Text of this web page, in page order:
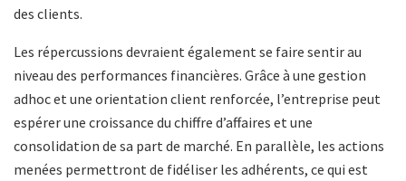
des clients.
Les répercussions devraient également se faire sentir au
niveau des performances financières. Grâce à une gestion
adhoc et une orientation client renforcée, l’entreprise peut
espérer une croissance du chiffre d’affaires et une
consolidation de sa part de marché. En parallèle, les actions
menées permettront de fidéliser les adhérents, ce qui est